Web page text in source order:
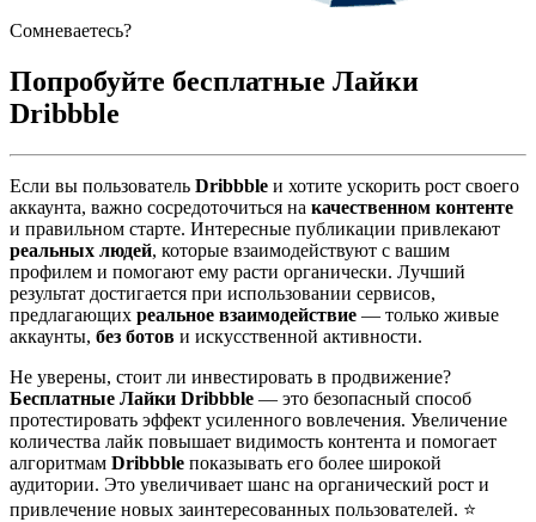
Сомневаетесь?
Попробуйте бесплатные Лайки
Dribbble
Если вы пользователь Dribbble и хотите ускорить рост своего
аккаунта, важно сосредоточиться на качественном контенте
и правильном старте. Интересные публикации привлекают
реальных людей, которые взаимодействуют с вашим
профилем и помогают ему расти органически. Лучший
результат достигается при использовании сервисов,
предлагающих реальное взаимодействие — только живые
аккаунты, без ботов и искусственной активности.
Не уверены, стоит ли инвестировать в продвижение?
Бесплатные Лайки Dribbble — это безопасный способ
протестировать эффект усиленного вовлечения. Увеличение
количества лайк повышает видимость контента и помогает
алгоритмам Dribbble показывать его более широкой
аудитории. Это увеличивает шанс на органический рост и
привлечение новых заинтересованных пользователей. ⭐